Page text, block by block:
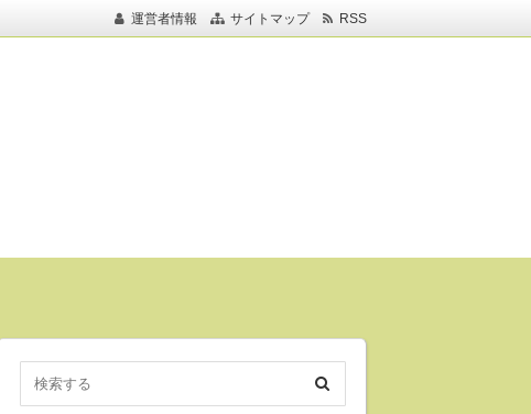
運営者情報 サイトマップ RSS